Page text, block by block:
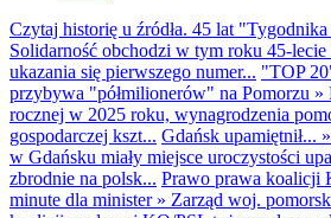
Czytaj historię u źródła. 45 lat
Solidarność obchodzi w tym roku 45-
ukazania się pierwszego numer... "TOP
przybywa "półmilionerów" na Pomorzu »
rocznej w 2025 roku, wynagrodzenia
gospodarczej kszt... Gdańsk upamiętnił... »
w Gdańsku miały miejsce uroczystości
zbrodnie na polsk... Prawo prawa koalicji
minute dla minister» Zarząd woj.